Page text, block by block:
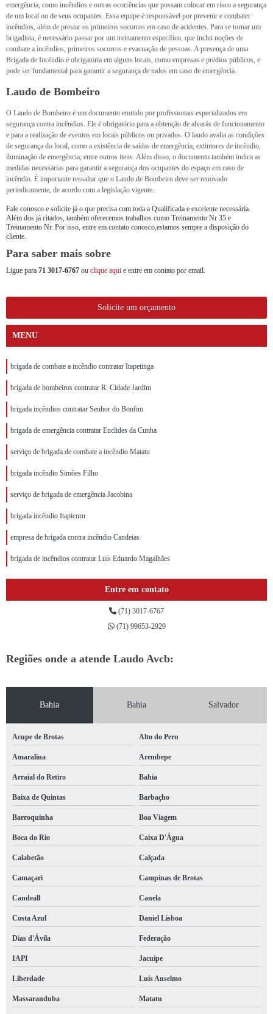
emergência, como incêndios e outras ocorrências que possam colocar em risco a segurança
de um local ou de seus ocupantes. Essa equipe é responsável por prevenir e combater
incêndios, além de prestar os primeiros socorros em caso de acidentes. Para se tornar um
brigadista, é necessário passar por um treinamento específico, que inclui noções de
combate a incêndios, primeiros socorros e evacuação de pessoas. A presença de uma
Brigada de Incêndio é obrigatória em alguns locais, como empresas e prédios públicos, e
pode ser fundamental para garantir a segurança de todos em caso de emergência.
Laudo de Bombeiro
O Laudo de Bombeiro é um documento emitido por profissionais especializados em
segurança contra incêndios. Ele é obrigatório para a obtenção de alvarás de funcionamento
e para a realização de eventos em locais públicos ou privados. O laudo avalia as condições
de segurança do local, como a existência de saídas de emergência, extintores de incêndio,
iluminação de emergência, entre outros itens. Além disso, o documento também indica as
medidas necessárias para garantir a segurança dos ocupantes do espaço em caso de
incêndio. É importante ressaltar que o Laudo de Bombeiro deve ser renovado
periodicamente, de acordo com a legislação vigente.
Fale conosco e solicite já o que precisa com toda a Qualificada e excelente necessária.
Além dos já citados, também oferecemos trabalhos como Treinamento Nr 35 e
Treinamento Nr. Por isso, entre em contato conosco,estamos sempre a disposição do
cliente.
Para saber mais sobre
Ligue para 71 3017-6767 ou clique aqui e entre em contato por email.
Solicite um orçamento
MENU
brigada de combate a incêndio contratar Itapetinga
brigada de bombeiros contratar R. Cidade Jardim
brigada incêndios contratar Senhor do Bonfim
brigada de emergência contratar Euclides da Cunha
serviço de brigada de combate a incêndio Matatu
brigada incêndio Simões Filho
serviço de brigada de emergência Jacobina
brigada incêndio Itapicuru
empresa de brigada contra incêndio Candeias
brigada de incêndios contratar Luís Eduardo Magalhães
Entre em contato
(71) 3017-6767
(71) 99653-2929
Regiões onde a atende Laudo Avcb:
Bahia Bahia Salvador
Acupe de Brotas Alto do Peru
Amaralina Arembepe
Arraial do Retiro Bahia
Baixa de Quintas Barbaçho
Barroquinha Boa Viagem
Boca do Rio Caixa D'Água
Calabetão Calçada
Camaçari Campinas de Brotas
Candeall Canela
Costa Azul Daniel Lisboa
Dias d'Ávila Federação
IAPI Jacuípe
Liberdade Luís Anselmo
Massaranduba Matatu